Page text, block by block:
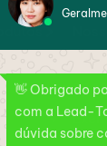
de
👋 Obrigado
com a Lead-
dúvida sobre